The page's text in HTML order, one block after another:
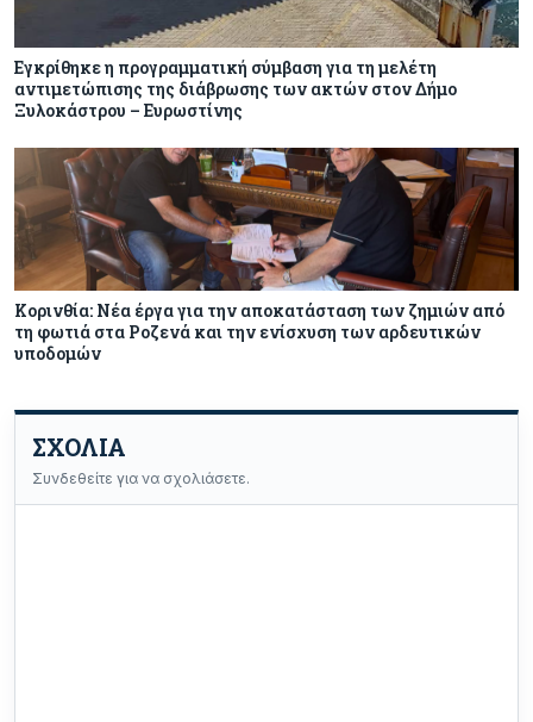
Εγκρίθηκε η προγραμματική σύμβαση για τη μελέτη
αντιμετώπισης της διάβρωσης των ακτών στον Δήμο
Ξυλοκάστρου – Ευρωστίνης
Κορινθία: Νέα έργα για την αποκατάσταση των ζημιών από
τη φωτιά στα Ροζενά και την ενίσχυση των αρδευτικών
υποδομών
ΣΧΟΛΙΑ
Συνδεθείτε για να σχολιάσετε.